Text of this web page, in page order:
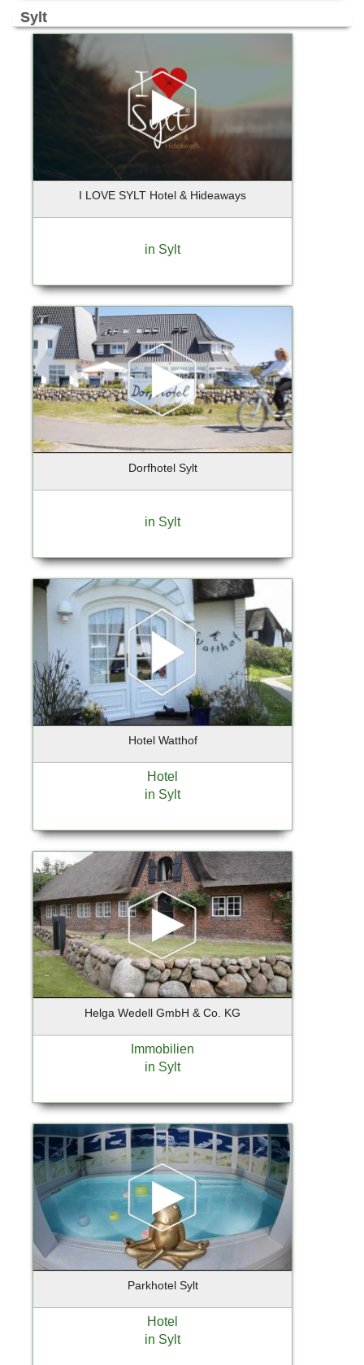
Bad Bramstedt
Bad Kreuznach
Bad Münder
Bad Segeberg
Bad Soden-Salmünster
Bad Zwischenahn
Barsbuettel
Basdorf-Wandlitz
Beelitz-Heilstätten
Bendestorf
Berg / Starnberger See
Berlim
Berlin - Charlottenburg
Berlin - Prenzlauer Berg
Berlin - Tempelhof
Berlin - Weißensee
Berlin Reinickendorf
Berlin-Tempelhof
Berlin-Weissensee
Bernau bei Berlin OT Lobetal
Bispingen
Bochum
Bokkolt - Hanredder
Bonn
Bönningstedt
Börnsen
Brandenburg an der Havel
Bremervörde
Brieselang
Bruchmühl
Brunsberg
Buchholz
Buchholz i.d. Nordheide
Buchholz i.d.N.
Buchholz in der Nordheide
Dägeling
Dassow
Dortmund
Duisburg
Düsseldorf
Düsseldorf-Hellerhof
Ebersberg
Eckernförde
Sylt
I LOVE SYLT Hotel & Hideaways
in Sylt
Dorfhotel Sylt
in Sylt
Hotel Watthof
Hotel
in Sylt
Helga Wedell GmbH & Co. KG
Immobilien
in Sylt
Parkhotel Sylt
Hotel
in Sylt